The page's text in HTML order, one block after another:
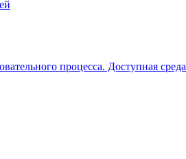
процесса. Доступная среда